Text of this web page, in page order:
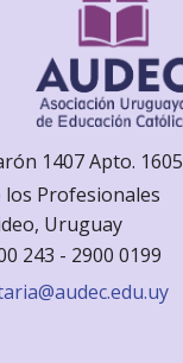
1407 Apto. 1605
Profesionales
Uruguay
243 - 2900 0199